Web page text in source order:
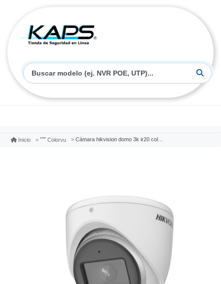
Inicio Colorvu Cámara hikvision domo 3k ir20 colorvu con audio ds-2ce70kf0t-mfs